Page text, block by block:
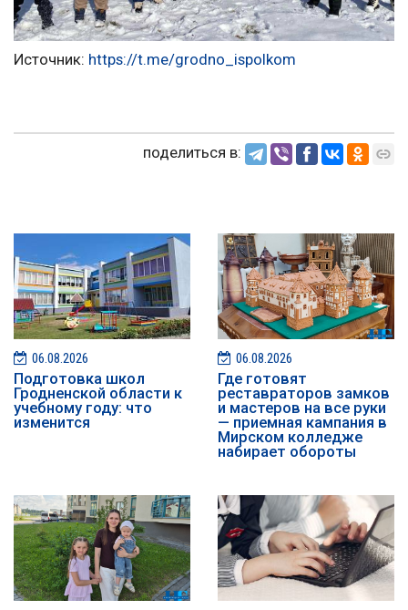
Источник: https://t.me/grodno_ispolkom
поделиться в:
06.08.2026
Подготовка школ
Гродненской области к
учебному году: что
изменится
06.08.2026
Где готовят
реставраторов замков
и мастеров на все руки
— приемная кампания в
Мирском колледже
набирает обороты